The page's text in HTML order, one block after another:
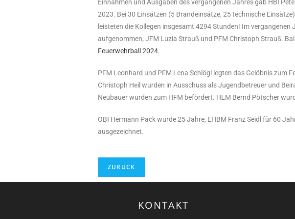
Einnahmen und Ausgaben des vergangenen Jahres gab HBI
2023. Bei 30 Einsätzen (5 Brandeinsätze, 25 technische
leisteten die Kollegen insgesamt 4294 Stunden! Im
aufgenommen, JFM Luzia Strauß und PFM Christoph Strauß.
Feuerwehrball 2024.
PFM Leonhard und PFM Lena Schlögl legten das Gelöbnis zum
Christoph Heil wurden in Ausschuss als Jugendbetreuer und
Neubauer wurden zum HFM befördert. HLM Bernd Pötscher
OBI Hermann Pack wurde 25 Jahre, EHBM Franz Seidl für 60
ausgezeichnet.
KONTAKT